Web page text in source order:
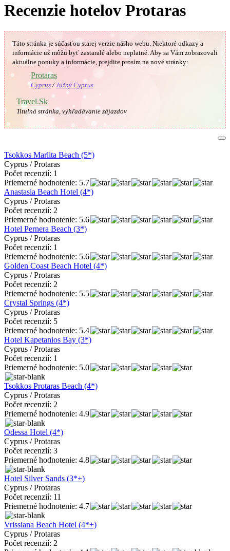
Recenzie hotelov Protaras
Táto stránka je súčasťou starej verzie nášho webu. Niektoré odkazy a
informácie už môžu byť zastaralé alebo neplatné.Aby sa Vám zobrazovali
aktuálne ponuky a informácie, prejdite prosím na nové stránky:
Protaras
Cyprus/Južný Cyprus
Travel.Sk
Titulná stránka, vyhľadávanie zájazdov
Tsokkos Marlita Beach (5*)
Cyprus / Protaras
Počet recenzií: 1
Priemerné hodnotenie: 5.7
Anastasia Beach Hotel (4*)
Cyprus / Protaras
Počet recenzií: 2
Priemerné hodnotenie: 5.6
Hotel Pernera Beach (3*)
Cyprus / Protaras
Počet recenzií: 1
Priemerné hodnotenie: 5.6
Golden Coast Beach Hotel (4*)
Cyprus / Protaras
Počet recenzií: 2
Priemerné hodnotenie: 5.5
Crystal Springs (4*)
Cyprus / Protaras
Počet recenzií: 5
Priemerné hodnotenie: 5.4
Hotel Kapetanios Bay (3*)
Cyprus / Protaras
Počet recenzií: 1
Priemerné hodnotenie: 5.0
Tsokkos Protaras Beach (4*)
Cyprus / Protaras
Počet recenzií: 2
Priemerné hodnotenie: 4.9
Odessa Hotel (4*)
Cyprus / Protaras
Počet recenzií: 3
Priemerné hodnotenie: 4.8
Hotel Silver Sands (3*+)
Cyprus / Protaras
Počet recenzií: 11
Priemerné hodnotenie: 4.7
Vrissiana Beach Hotel (4*+)
Cyprus / Protaras
Počet recenzií: 2